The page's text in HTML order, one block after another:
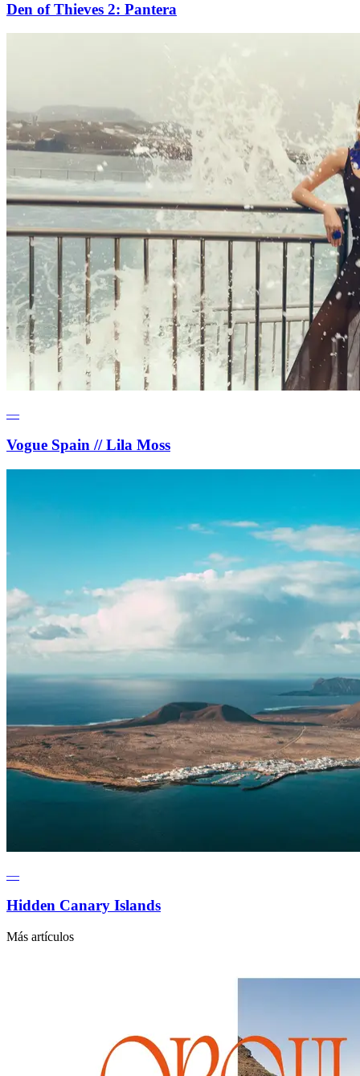
Den of Thieves 2: Pantera
—
Vogue Spain // Lila Moss
—
Hidden Canary Islands
Más artículos